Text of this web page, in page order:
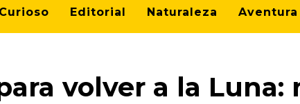
Editorial Naturaleza Aventura
volver a la Luna: